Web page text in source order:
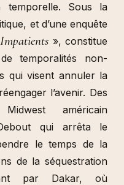
temporelle. Sous la
et d’une enquête
», constitue
temporalités non-
qui visent annuler la
l’avenir. Des
américain
qui arrêta le
le temps de la
de la séquestration
par Dakar, où